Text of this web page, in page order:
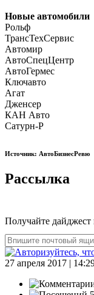
Новые автомобили
Рольф
ТрансТехСервис
Автомир
АвтоСпецЦентр
АвтоГермес
Ключавто
Агат
Дженсер
КАН Авто
Сатурн-Р
Источник: АвтоБизнесРевю
Рассылка
Получайте
27 апреля 2017 |